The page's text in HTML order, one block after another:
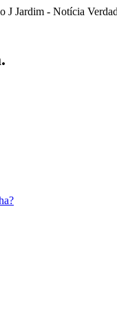
J Jardim - Notícia